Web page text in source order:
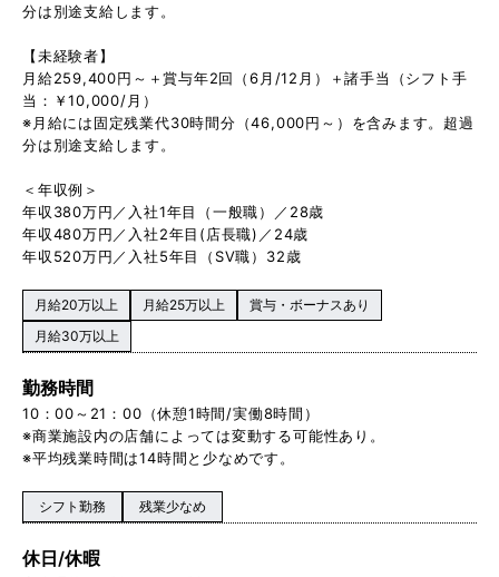
分は別途支給します。
【未経験者】
月給259,400円～＋賞与年2回（6月/12月）＋諸手当（シフト手
当：￥10,000/月）
※月給には固定残業代30時間分（46,000円～）を含みます。超過
分は別途支給します。
＜年収例＞
年収380万円／入社1年目（一般職）／28歳
年収480万円／入社2年目(店長職)／24歳
年収520万円／入社5年目（SV職）32歳
月給20万以上 月給25万以上
賞与・ボーナスあり
月給30万以上
勤務時間
10：00～21：00（休憩1時間/実働8時間）
※商業施設内の店舗によっては変動する可能性あり。
※平均残業時間は14時間と少なめです。
シフト勤務 残業少なめ
休日/休暇